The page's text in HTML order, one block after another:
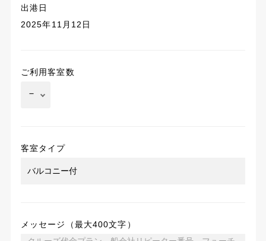
出港日
2025年11月12日
ご利用客室数
客室タイプ
メッセージ（最大400文字）